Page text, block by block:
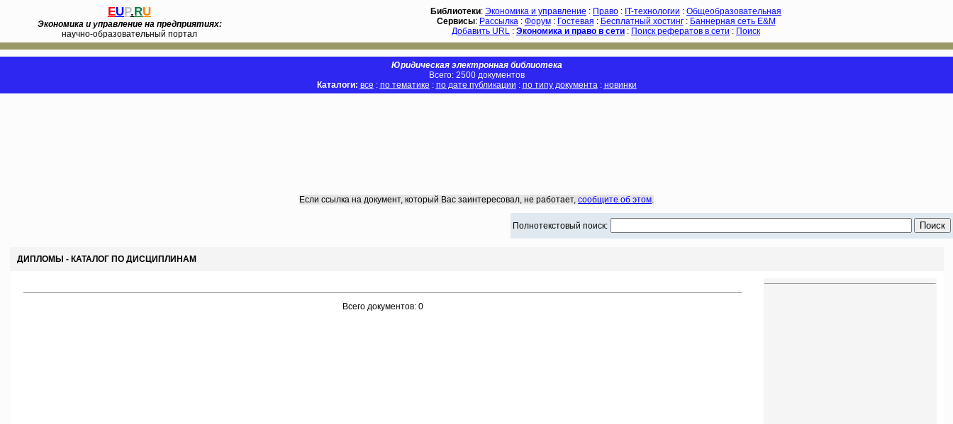
EUP.RU
Экономика и управление на предприятиях:
научно-образовательный портал
Библиотеки: Экономика и управление : Право : IT-технологии : Общеобразовательная
Сервисы: Рассылка: Форум: Гостевая : Бесплатный хостинг: Баннерная сеть E&M
Добавить URL : Экономика и право в сети : Поиск рефератов в сети : Поиск
Юридическая электронная библиотека
Всего: 2500 документов
Каталоги: все : по тематике : по дате публикации : по типу документа: новинки
Если ссылка на документ, который Вас заинтересовал, не работает, сообщите об этом.
Полнотекстовый поиск:
ДИПЛОМЫ - КАТАЛОГ ПО ДИСЦИПЛИНАМ
Всего документов: 0